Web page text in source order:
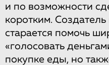
и по возможности
коротким.
старается помочь
«голосовать
покупке еды, но